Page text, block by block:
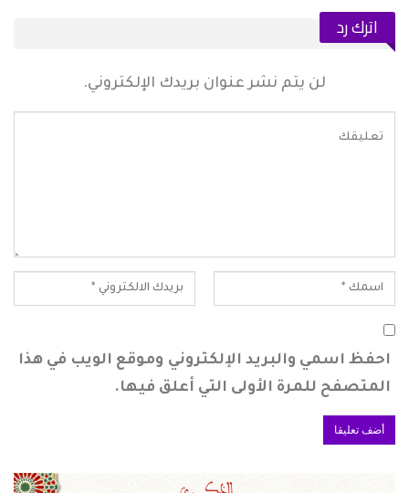
اترك رد
لن يتم نشر عنوان بريدك الإلكتروني.
احفظ اسمي والبريد الإلكتروني وموقع الويب في هذا
المتصفح للمرة الأولى التي أعلق فيها.